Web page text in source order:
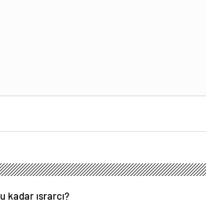
kadar ısrarcı?